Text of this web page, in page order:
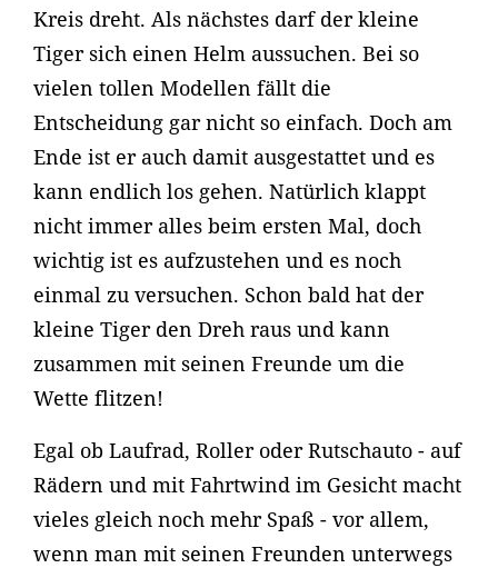
Kreis dreht. Als nächstes darf der kleine
Tiger sich einen Helm aussuchen. Bei so
vielen tollen Modellen fällt die
Entscheidung gar nicht so einfach. Doch am
Ende ist er auch damit ausgestattet und es
kann endlich los gehen. Natürlich klappt
nicht immer alles beim ersten Mal, doch
wichtig ist es aufzustehen und es noch
einmal zu versuchen. Schon bald hat der
kleine Tiger den Dreh raus und kann
zusammen mit seinen Freunde um die
Wette flitzen!
Egal ob Laufrad, Roller oder Rutschauto - auf
Rädern und mit Fahrtwind im Gesicht macht
vieles gleich noch mehr Spaß - vor allem,
wenn man mit seinen Freunden unterwegs